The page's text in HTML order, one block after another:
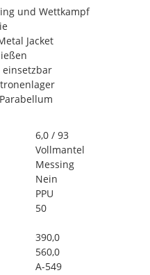
und Wettkampf
Jacket
einsetzbar
6,0 / 93
Vollmantel
Messing
Nein
PPU
50
390,0
560,0
A-549